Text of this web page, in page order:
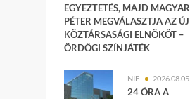
EGYEZTETÉS, MAJD MAGYAR
PÉTER MEGVÁLASZTJA AZ ÚJ
KÖZTÁRSASÁGI ELNÖKÖT –
ÖRDÖGI SZÍNJÁTÉK
NIF 2026.08.05.
24 ÓRA A